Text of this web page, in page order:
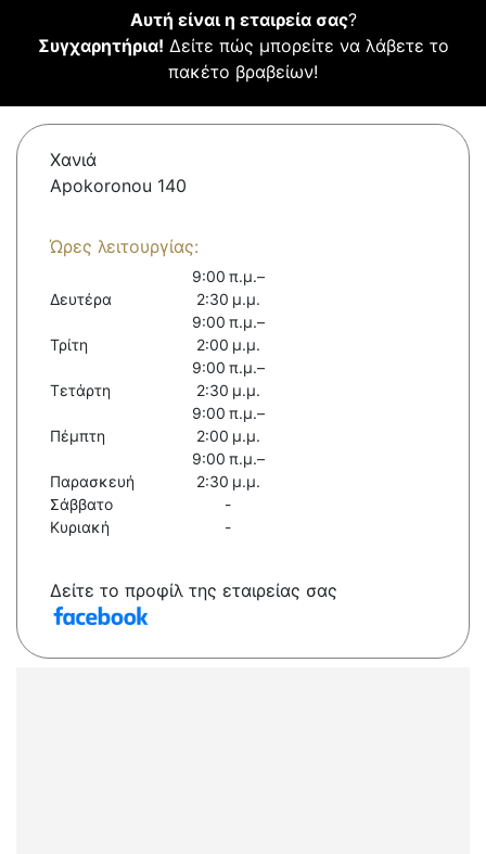
Αυτή είναι η εταιρεία σας?
Συγχαρητήρια! Δείτε πώς μπορείτε να λάβετε το
πακέτο βραβείων!
Χανιά
Apokoronou 140
Ώρες λειτουργίας:
Δευτέρα
9:00 π.μ.–
2:30 μ.μ.
Τρίτη
9:00 π.μ.–
2:00 μ.μ.
Τετάρτη
9:00 π.μ.–
2:30 μ.μ.
Πέμπτη
9:00 π.μ.–
2:00 μ.μ.
Παρασκευή
9:00 π.μ.–
2:30 μ.μ.
Σάββατο
-
Κυριακή
-
Δείτε το προφίλ της εταιρείας σας